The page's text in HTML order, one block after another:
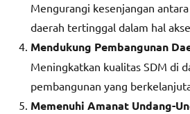
Mengurangi kesenjangan
daerah tertinggal dalam hal
Mendukung Pembangunan
Meningkatkan kualitas SDM di
pembangunan yang
Memenuhi Amanat Undang-